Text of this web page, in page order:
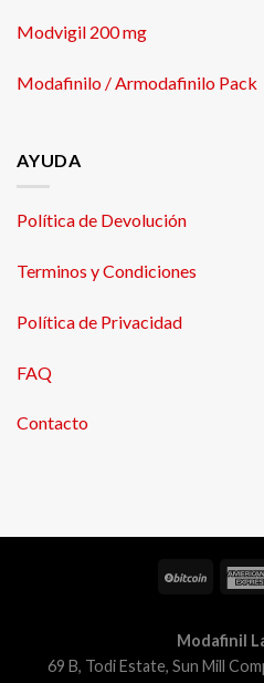
Modvigil 200 mg
Modafinilo / Armodafinilo Pack
AYUDA
Política de Devolución
Terminos y Condiciones
Política de Privacidad
FAQ
Contacto
Modafinil
69 B, Todi Estate, Sun Mill